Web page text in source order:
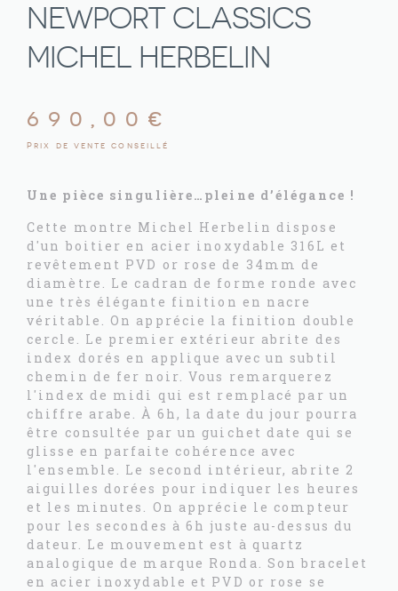
NEWPORT CLASSICS
MICHEL HERBELIN
690,00 €
Prix de vente conseillé
Une pièce singulière…pleine d’élégance !
Cette montre Michel Herbelin dispose
d'un boitier en acier inoxydable 316L et
revêtement PVD or rose de 34mm de
diamètre. Le cadran de forme ronde avec
une très élégante finition en nacre
véritable. On apprécie la finition double
cercle. Le premier extérieur abrite des
index dorés en applique avec un subtil
chemin de fer noir. Vous remarquerez
l'index de midi qui est remplacé par un
chiffre arabe. À 6h, la date du jour pourra
être consultée par un guichet date qui se
glisse en parfaite cohérence avec
l'ensemble. Le second intérieur, abrite 2
aiguilles dorées pour indiquer les heures
et les minutes. On apprécie le compteur
pour les secondes à 6h juste au-dessus du
dateur. Le mouvement est à quartz
analogique de marque Ronda. Son bracelet
en acier inoxydable et PVD or rose se